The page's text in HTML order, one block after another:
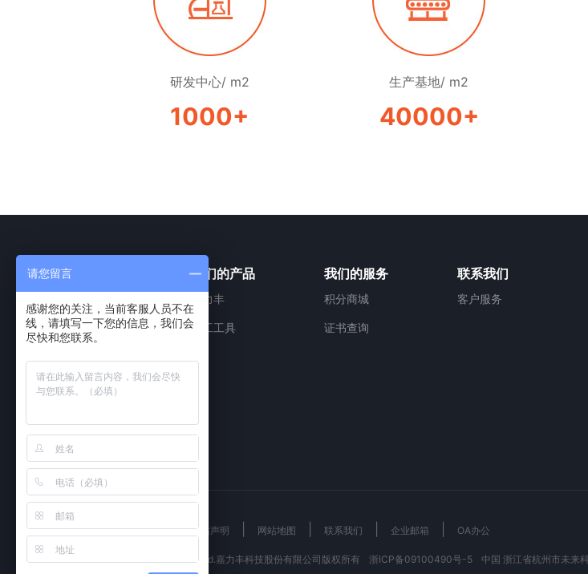
研发中心/ m2
1000+
生产基地/ m2
40000+
关于我们
企业文化
董事长致辞
网站地图
我们的产品
嘉力丰
施工工具
我们的服务
积分商城
证书查询
联系我们
客户服务
企业文化 | 人才理念 | 网站声明 网站地图 联系我们 企业邮箱 OA办公
© 2001 - 2018 All Rights Reserved.嘉力丰科技股份有限公司版权所有 浙ICP备09100490号-5 中国 浙江省杭州市未来
请您留言
感谢您的关注，当前客服人员不在
线，请填写一下您的信息，我们会
尽快和您联系。